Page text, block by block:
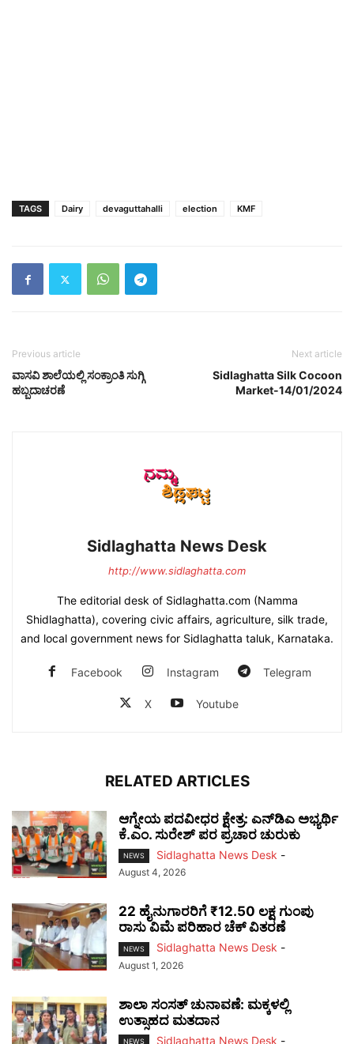
TAGS Dairy devaguttahalli election KMF
Previous article
ವಾಸವಿ ಶಾಲೆಯಲ್ಲಿ ಸಂಕ್ರಾಂತಿ ಸುಗ್ಗಿ
ಹಬ್ಬದಾಚರಣೆ
Next article
Sidlaghatta Silk Cocoon
Market-14/01/2024
Sidlaghatta News Desk
http://www.sidlaghatta.com
The editorial desk of Sidlaghatta.com (Namma
Shidlaghatta), covering civic affairs, agriculture, silk trade,
and local government news for Sidlaghatta taluk, Karnataka.
Facebook Instagram Telegram
X Youtube
RELATED ARTICLES
ಆಗ್ನೇಯ ಪದವೀಧರ ಕ್ಷೇತ್ರ: ಎನ್‌ಡಿಎ ಅಭ್ಯರ್ಥಿ
ಕೆ.ಎಂ. ಸುರೇಶ್ ಪರ ಪ್ರಚಾರ ಚುರುಕು
NEWS Sidlaghatta News Desk -
August 4, 2026
22 ಹೈನುಗಾರರಿಗೆ ₹12.50 ಲಕ್ಷ ಗುಂಪು
ರಾಸು ವಿಮೆ ಪರಿಹಾರ ಚೆಕ್ ವಿತರಣೆ
NEWS Sidlaghatta News Desk -
August 1, 2026
ಶಾಲಾ ಸಂಸತ್ ಚುನಾವಣೆ: ಮಕ್ಕಳಲ್ಲಿ
ಉತ್ಸಾಹದ ಮತದಾನ
NEWS Sidlaghatta News Desk -